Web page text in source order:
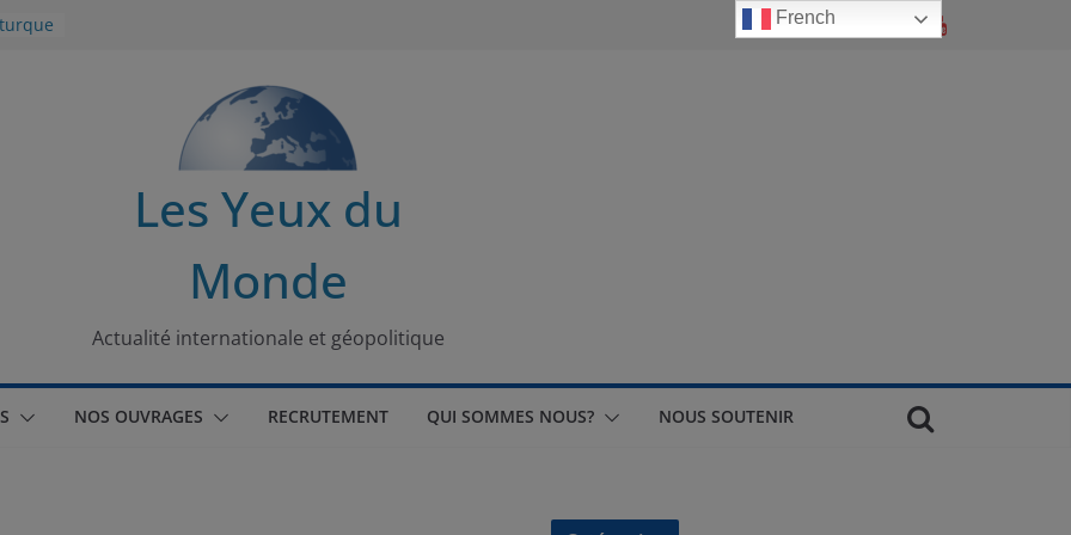
Les Yeux du
Monde
Actualité internationale et géopolitique
NOS OUVRAGES RECRUTEMENT QUI SOMMES NOUS? NOUS SOUTENIR
French